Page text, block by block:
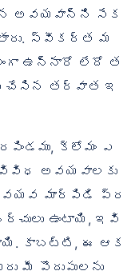
అవయవాన్ని సేక
స్వీకర్త మ
ఉన్నారో లేదో త
చేసిన తర్వాత ఇ
క్లోమం ఎ
వివిధ అవయవాలకు
మార్పిడి ప్ర
ఉంటాయి, ఇవి
కాబట్టి, ఈ ఆక
మీ పొదుపులను